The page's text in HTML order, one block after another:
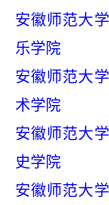
安徽师范大
乐学院
安徽师范大
术学院
安徽师范大
史学院
安徽师范大